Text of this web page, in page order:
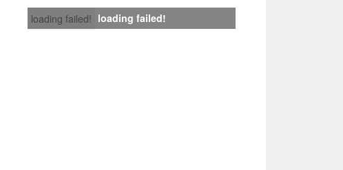
loading failed! loading failed!